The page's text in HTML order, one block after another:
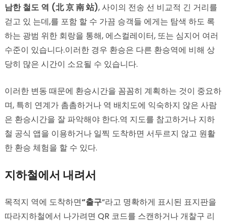
남한 철도 역 (北 京 南 站), 사이의 전송 선 비교적 긴 거리를
걷고 있 는데,를 포함 할 수 가끔 승객들 에게는 탐색 하도 록
하는 광범 위한 회랑을 통해, 에스컬레이터, 또는 심지어 여러
수준이 있습니다.이러한 경우 환승은 다른 환승역에 비해 상
당히 많은 시간이 소요될 수 있습니다.
이러한 변동 때문에 환승시간을 꼼꼼히 계획하는 것이 중요하
며, 특히 연계가 촘촘하거나 역 배치도에 익숙하지 않은 사람
은 환승시간을 잘 파악해야 한다.역 지도를 참고하거나 지하
철 공식 앱을 이용하거나 일찍 도착하면 서두르지 않고 원활
한 환승 체험을 할 수 있다.
지하철에서 내려서
목적지 역에 도착하면“출구“라고 명확하게 표시된 표지판을
따라지하철에서 나가려면 QR 코드를 스캔하거나 개찰구 리